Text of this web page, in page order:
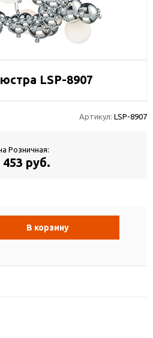
LSP-8907
Артикул: LSP-8907
Розничная:
453 руб.
В корзину